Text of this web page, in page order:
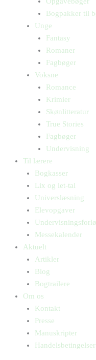
Bogpakker til
Unge
Fantasy
Romaner
Fagbøger
Voksne
Romance
Krimier
Skønlitteratur
True Stories
Fagbøger
Undervisning
Til lærere
Bogkasser
Lix og let-tal
Universlæsning
Elevopgaver
Messekalender
Aktuelt
Artikler
Blog
Bogtrailere
Om os
Kontakt
Presse
Manuskripter
Handelsbetingelser